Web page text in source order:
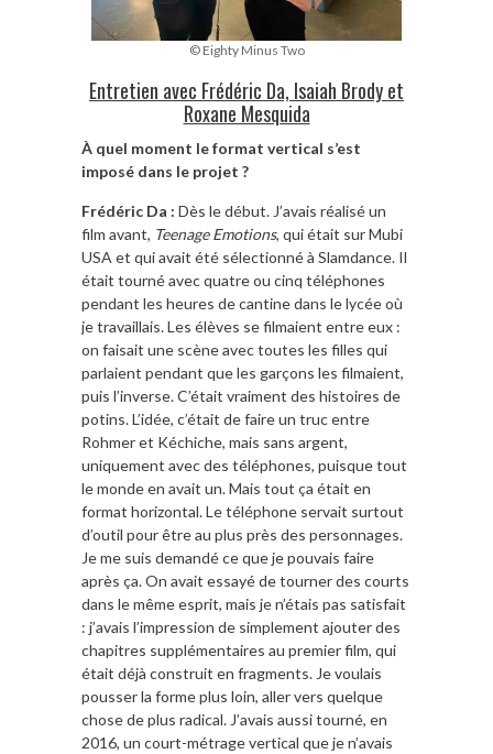
© Eighty Minus Two
Entretien avec Frédéric Da, Isaiah Brody et
Roxane Mesquida
À quel moment le format vertical s’est
imposé dans le projet ?
Frédéric Da : Dès le début. J’avais réalisé un
film avant, Teenage Emotions, qui était sur Mubi
USA et qui avait été sélectionné à Slamdance. Il
était tourné avec quatre ou cinq téléphones
pendant les heures de cantine dans le lycée où
je travaillais. Les élèves se filmaient entre eux :
on faisait une scène avec toutes les filles qui
parlaient pendant que les garçons les filmaient,
puis l’inverse. C’était vraiment des histoires de
potins. L’idée, c’était de faire un truc entre
Rohmer et Kéchiche, mais sans argent,
uniquement avec des téléphones, puisque tout
le monde en avait un. Mais tout ça était en
format horizontal. Le téléphone servait surtout
d’outil pour être au plus près des personnages.
Je me suis demandé ce que je pouvais faire
après ça. On avait essayé de tourner des courts
dans le même esprit, mais je n’étais pas satisfait
: j’avais l’impression de simplement ajouter des
chapitres supplémentaires au premier film, qui
était déjà construit en fragments. Je voulais
pousser la forme plus loin, aller vers quelque
chose de plus radical. J’avais aussi tourné, en
2016, un court-métrage vertical que je n’avais